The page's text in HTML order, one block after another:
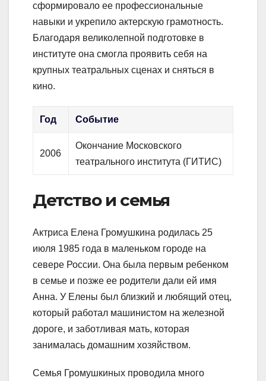
сформировало ее профессиональные
навыки и укрепило актерскую грамотность.
Благодаря великолепной подготовке в
институте она смогла проявить себя на
крупных театральных сценах и сняться в
кино.
Год Событие
2006
Окончание Московского
театрального института (ГИТИС)
Детство и семья
Актриса Елена Громушкина родилась 25
июля 1985 года в маленьком городе на
севере России. Она была первым ребенком
в семье и позже ее родители дали ей имя
Анна. У Елены был близкий и любящий отец,
который работал машинистом на железной
дороге, и заботливая мать, которая
занималась домашним хозяйством.
Семья Громушкиных проводила много